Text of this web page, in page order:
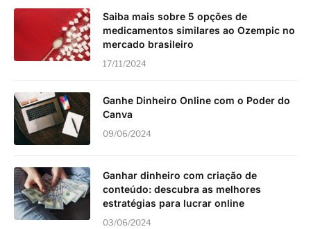
Saiba mais sobre 5 opções de
medicamentos similares ao Ozempic no
mercado brasileiro
17/11/2024
Ganhe Dinheiro Online com o Poder do
Canva
09/06/2024
Ganhar dinheiro com criação de
conteúdo: descubra as melhores
estratégias para lucrar online
03/06/2024